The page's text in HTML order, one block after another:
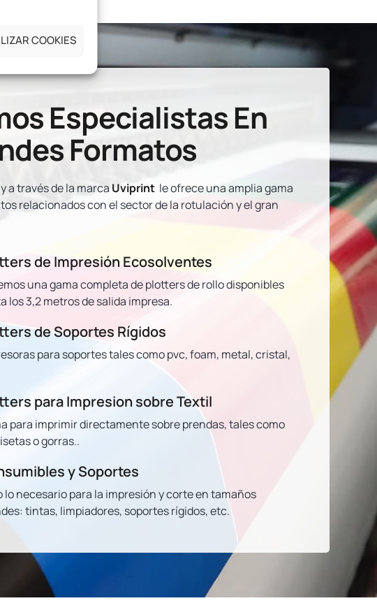
COOKIES
Especialistas En
Formatos
a través de la marca Uviprintle ofrece una amplia gama
relacionados con el sector de la rotulación y el gran
de Impresión Ecosolventes
una gama completa de plotters de rollo disponibles
los 3,2 metros de salida impresa.
de Soportes Rígidos
para soportes tales como pvc, foam, metal, cristal,
para Impresion sobre Textil
para imprimir directamente sobre prendas, tales como
o gorras..
y Soportes
lo necesario para la impresión y corte en tamaños
tintas, limpiadores, soportes rígidos, etc.